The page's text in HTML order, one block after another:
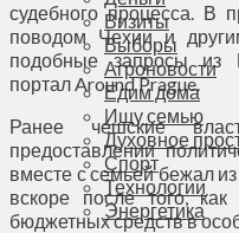
Визиты
Выборы
Агроновости
Едим дома
Ищу семью
Духовное
Спорт
Технологии
Энергетика
судебного процесса. В
поводом Чехии и
подобные запросы из
портал Around Prague.
Ранее чешские
предоставлении
вместе с семьей бежал
вскоре после того,
бюджетных средств в